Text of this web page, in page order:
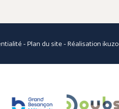
-Plan du site - Réalisationikuzo